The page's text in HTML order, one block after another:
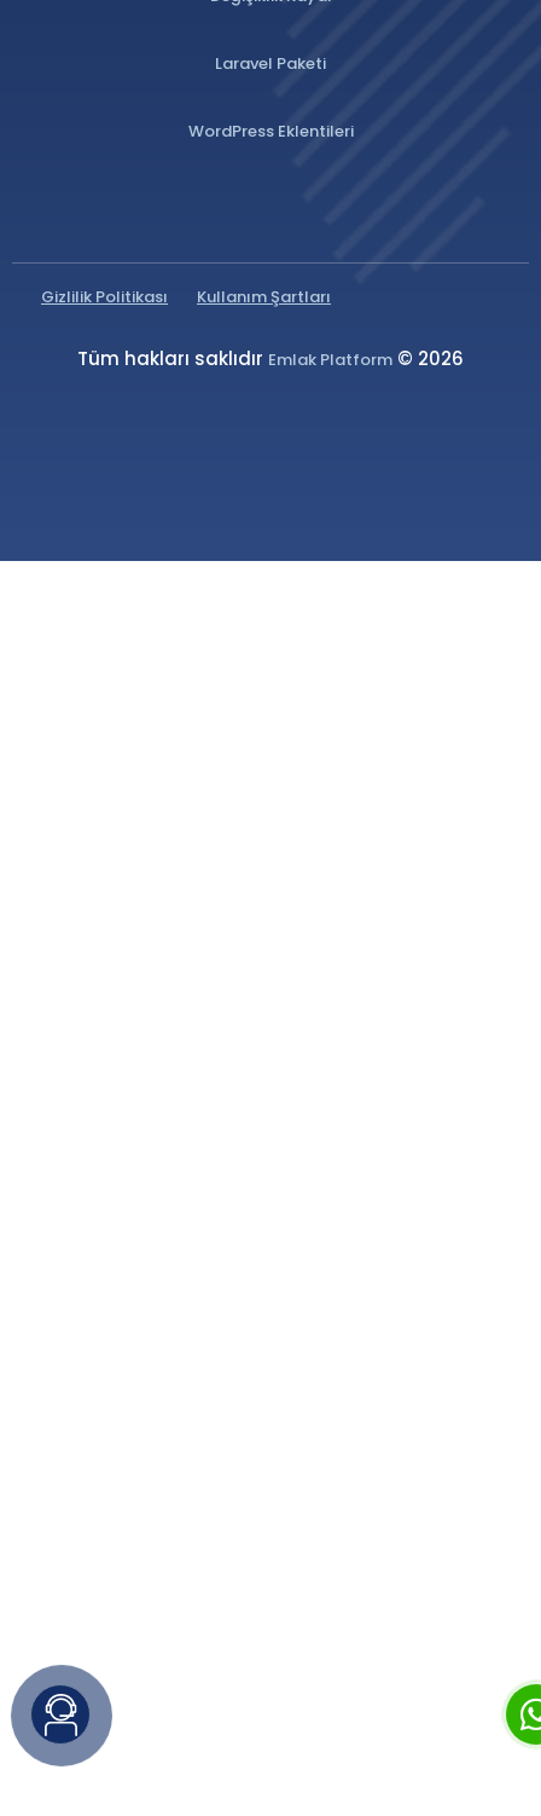
Laravel Paketi
WordPress Eklentileri
Gizlilik Politikası Kullanım Şartları
Tüm hakları saklıdır Emlak Platform © 2026